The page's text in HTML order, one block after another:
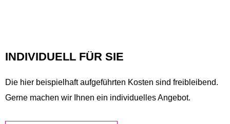
INDIVIDUELL FÜR SIE
Die hier beispielhaft aufgeführten Kosten sind freibleibend.
Gerne machen wir Ihnen ein individuelles Angebot.